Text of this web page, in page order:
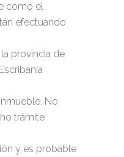
como el
efectuando
provincia de
No
trámite
y es probable